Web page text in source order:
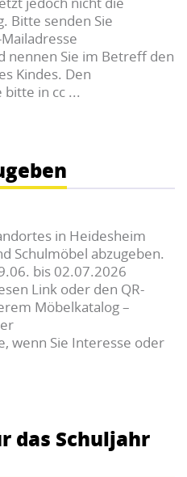
Bitte senden Sie
nennen Sie im Betreff den
Kindes. Den
bitte in cc ...
in Heidesheim
Schulmöbel abzugeben.
bis 02.07.2026
Link oder den QR-
Möbelkatalog –
wenn Sie Interesse oder
das Schuljahr